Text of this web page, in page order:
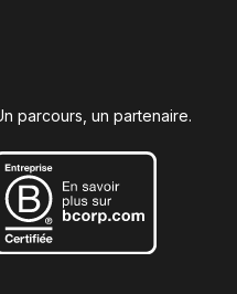
parcours, un partenaire.